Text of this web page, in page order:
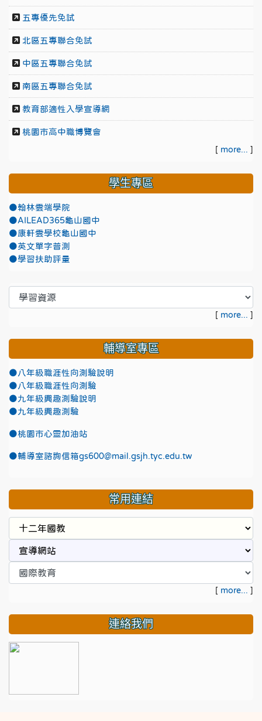
五專優先免試
北區五專聯合免試
中區五專聯合免試
南區五專聯合免試
教育部適性入學宣導網
桃園市高中職博覽會
[ more... ]
學生專區
●翰林雲端學院
●AILEAD365龜山國中
●康軒雲學校龜山國中
●英文單字普測
●學習扶助評量
[ more... ]
輔導室專區
●八年級職涯性向測驗說明
●八年級職涯性向測驗
●九年級興趣測驗說明
●九年級興趣測驗
●桃園市心靈加油站
●輔導室諮詢信箱gs600@mail.gsjh.tyc.edu.tw
常用連結
[ more... ]
連絡我們